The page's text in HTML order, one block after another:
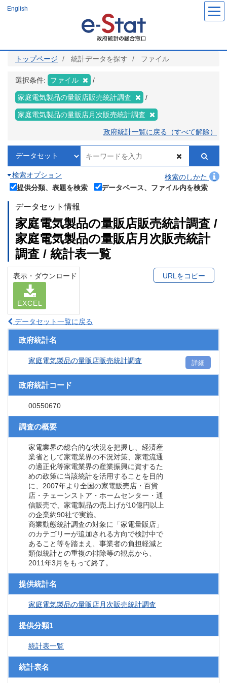
ツ
English
トップページ 統計データを探す ファイル
選択条件: ファイル
家庭電気製品の量販店販売統計調査
家庭電気製品の量販店月次販売統計調査
政府統計一覧に戻る（すべて解除）
検索オプション
検索のしかた
提供分類、表題を検索
データベース、ファイル内を検索
データセット情報
家庭電気製品の量販店販売統計調査 /
家庭電気製品の量販店月次販売統計
調査 / 統計表一覧
表示・ダウンロード
EXCEL
URLをコピー
データセット一覧に戻る
政府統計名
家庭電気製品の量販店販売統計調査 詳細
政府統計コード
00550670
調査の概要
家電業界の総合的な状況を把握し、経済産
業省として家電業界の不況対策、家電流通
の適正化等家電業界の産業振興に資するた
めの政策に当該統計を活用することを目的
に、2007年より全国の家電販売店・百貨
店・チェーンストア・ホームセンター・通
信販売で、家電製品の売上げが10億円以上
の企業約90社で実施。
商業動態統計調査の対象に「家電量販店」
のカテゴリーが追加される方向で検討中で
あること等を踏まえ、事業者の負担軽減と
類似統計との重複の排除等の観点から、
2011年3月をもって終了。
提供統計名
家庭電気製品の量販店月次販売統計調査
提供分類1
統計表一覧
統計表名